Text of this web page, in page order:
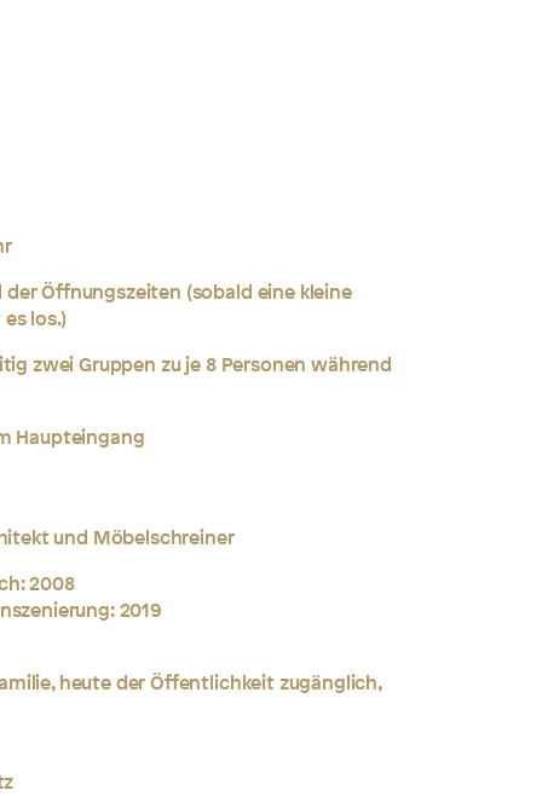
Öffnungszeiten (sobald eine kleine
los.)
zwei Gruppen zu je 8 Personen während
Haupteingang
und Möbelschreiner
2008
2019
heute der Öffentlichkeit zugänglich,